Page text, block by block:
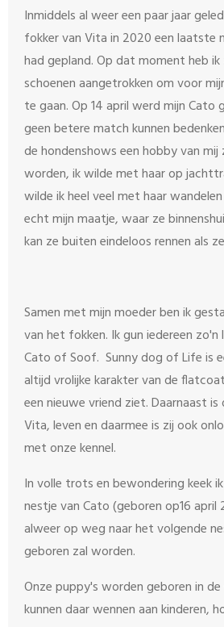
Inmiddels al weer een paar jaar
fokker van Vita in 2020 een laatste
had gepland. Op dat moment heb
schoenen aangetrokken om voor
te gaan. Op 14 april werd mijn Cato
geen betere match kunnen
de hondenshows een hobby van mij
worden, ik wilde met haar op
wilde ik heel veel met haar
echt mijn maatje, waar ze
kan ze buiten eindeloos rennen als
Samen met mijn moeder ben ik
van het fokken. Ik gun iedereen zo'n
Cato of Soof. Sunny dog of Life is
altijd vrolijke karakter van de
een nieuwe vriend ziet. Daarnaast
Vita, leven en daarmee is zij ook
met onze kennel.
In volle trots en bewondering keek
nestje van Cato (geboren op16 april
alweer op weg naar het volgende
geboren zal worden.
Onze puppy's worden geboren in
kunnen daar wennen aan kinderen,